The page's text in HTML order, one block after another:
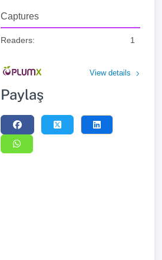
Captures
Readers: 1
View details
Paylaş